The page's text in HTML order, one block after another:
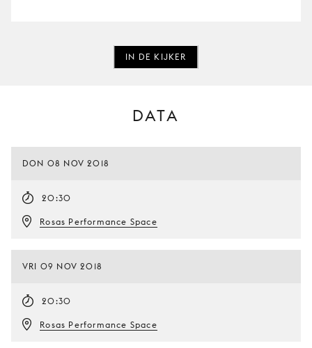
IN DE KIJKER
DATA
DON 08 NOV 2018
20:30
Rosas Performance Space
VRI 09 NOV 2018
20:30
Rosas Performance Space